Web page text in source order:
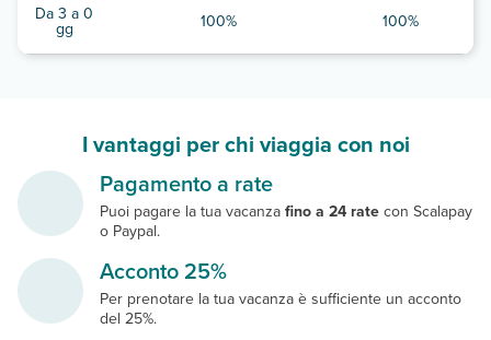
Da 3 a 0
gg 100% 100%
I vantaggi per chi viaggia con noi
Pagamento a rate
Puoi pagare la tua vacanzafino a 24 ratecon Scalapay
o Paypal.
Acconto 25%
Per prenotare la tua vacanza è sufficiente un acconto
del 25%.